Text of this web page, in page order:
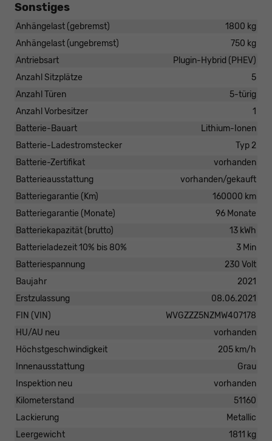
Sonstiges
Anhängelast (gebremst)
1800 kg
Anhängelast (ungebremst)
750 kg
Antriebsart
Plugin-Hybrid (PHEV)
Anzahl Sitzplätze
5
Anzahl Türen
5-türig
Anzahl Vorbesitzer
1
Batterie-Bauart
Lithium-Ionen
Batterie-Ladestromstecker
Typ 2
Batterie-Zertifikat
vorhanden
Batterieausstattung
vorhanden/gekauft
Batteriegarantie (Km)
160000 km
Batteriegarantie (Monate)
96 Monate
Batteriekapazität (brutto)
13 kWh
Batterieladezeit 10% bis 80%
3 Min
Batteriespannung
230 Volt
Baujahr
2021
Erstzulassung
08.06.2021
FIN (VIN)
WVGZZZ5NZMW407178
HU/AU neu
vorhanden
Höchstgeschwindigkeit
205 km/h
Innenausstattung
Grau
Inspektion neu
vorhanden
Kilometerstand
51160
Lackierung
Metallic
Leergewicht
1811 kg